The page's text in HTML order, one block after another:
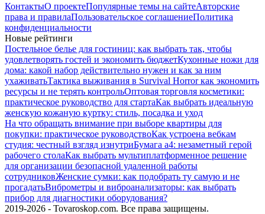
КонтактыО проектеПопулярные темы на сайтеАвторские
права и правилаПользовательское соглашениеПолитика
конфиденциальности
Новые рейтинги
Постельное белье для гостиниц: как выбрать так, чтобы
удовлетворять гостей и экономить бюджетКухонные ножи для
дома: какой набор действительно нужен и как за ним
ухаживатьТактика выживания в Survival Horror как экономить
ресурсы и не терять контрольОптовая торговля косметики:
практическое руководство для стартаКак выбрать идеальную
женскую кожаную куртку: стиль, посадка и уход
На что обращать внимание при выборе квартиры для
покупки: практическое руководствоКак устроена вебкам
студия: честный взгляд изнутриБумага а4: незаметный герой
рабочего столаКак выбрать мультиплатформенное решение
для организации безопасной удаленной работы
сотрудниковЖенские сумки: как подобрать ту самую и не
прогадатьВиброметры и виброанализаторы: как выбрать
прибор для диагностики оборудования?
2019-2026 - Tovaroskop.com. Все права защищены.